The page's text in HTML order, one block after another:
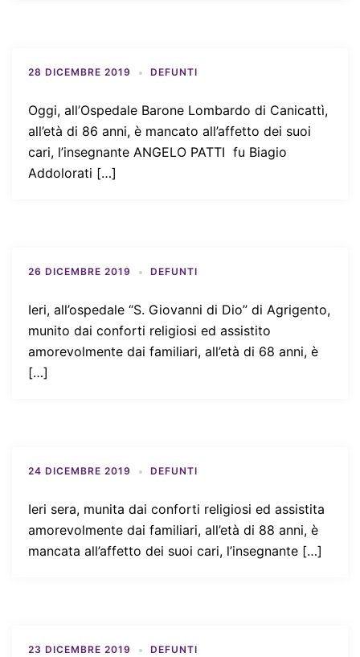
28 DICEMBRE 2019 DEFUNTI
Oggi, all’Ospedale Barone Lombardo di Canicattì,
all’età di 86 anni, è mancato all’affetto dei suoi
cari, l’insegnante ANGELO PATTI fu Biagio
Addolorati […]
26 DICEMBRE 2019 DEFUNTI
Ieri, all’ospedale “S. Giovanni di Dio” di Agrigento,
munito dai conforti religiosi ed assistito
amorevolmente dai familiari, all’età di 68 anni, è
[…]
24 DICEMBRE 2019 DEFUNTI
Ieri sera, munita dai conforti religiosi ed assistita
amorevolmente dai familiari, all’età di 88 anni, è
mancata all’affetto dei suoi cari, l’insegnante […]
23 DICEMBRE 2019 DEFUNTI